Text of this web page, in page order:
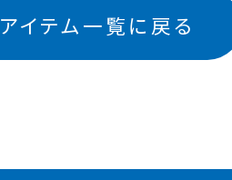
アイテム一覧に戻る